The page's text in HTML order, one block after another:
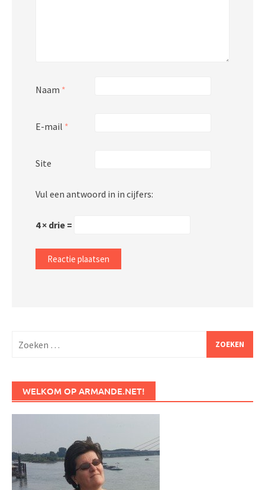
Naam *
E-mail *
Site
Vul een antwoord in in cijfers:
4 × drie =
naar:
WELKOM OP ARMANDE.NET!